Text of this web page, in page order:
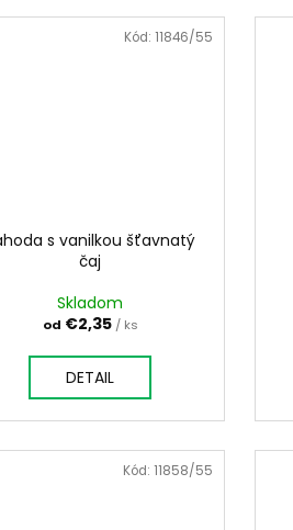
s vanilkou šťavnatý
čaj
Skladom
od €2,35 / ks
DETAIL
Kód:11846/55
Kód:11858/55